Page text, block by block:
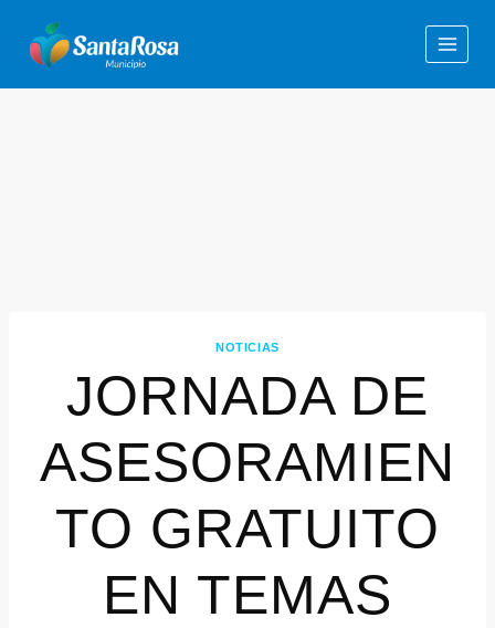
NOTICIAS
JORNADA DE
ASESORAMIEN
TO GRATUITO
EN TEMAS